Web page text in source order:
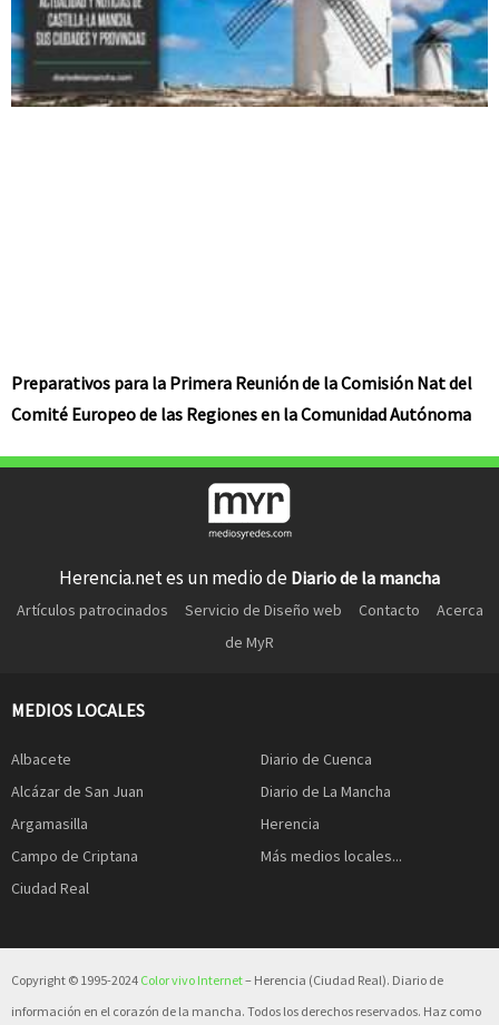
Preparativos para la Primera Reunión de la Comisión Nat del
Comité Europeo de las Regiones en la Comunidad Autónoma
Herencia.net es un medio de Diario de la mancha
Artículos patrocinados Servicio de Diseño web Contacto
Acerca
de MyR
MEDIOS LOCALES
Albacete
Alcázar de San Juan
Argamasilla
Campo de Criptana
Ciudad Real
Diario de Cuenca
Diario de La Mancha
Herencia
Más medios locales...
Copyright © 1995-2024 Color vivo Internet– Herencia (Ciudad Real). Diario de
información en el corazón de la mancha. Todos los derechos reservados. Haz como